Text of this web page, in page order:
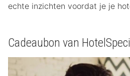
echte inzichten voordat je je
Cadeaubon van